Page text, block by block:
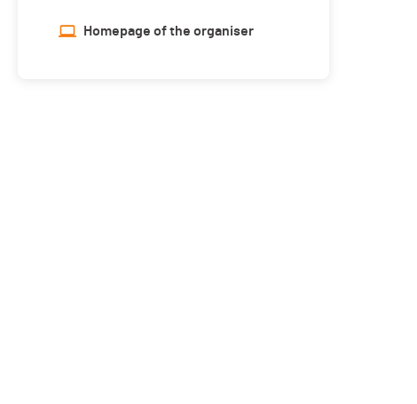
Homepage of the organiser